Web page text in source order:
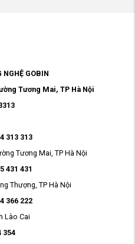
NGHỆ GOBIN
Tương Mai, TP Hà Nội
313 313
Tương Mai, TP Hà Nội
431 431
Thượng, TP Hà Nội
366 222
Lào Cai
354